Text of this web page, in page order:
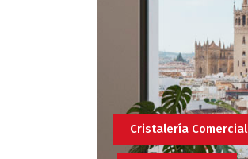
Cristalería Comercial